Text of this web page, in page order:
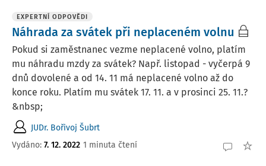
EXPERTNÍ ODPOVĚDI
Náhrada za svátek při neplaceném volnu
Pokud si zaměstnanec vezme neplacené volno, platím
mu náhradu mzdy za svátek? Např. listopad - vyčerpá 9
dnů dovolené a od 14. 11 má neplacené volno až do
konce roku. Platím mu svátek 17. 11. a v prosinci 25. 11.?
&nbsp;
JUDr. Bořivoj Šubrt
Vydáno: 7. 12. 2022 1 minuta čtení